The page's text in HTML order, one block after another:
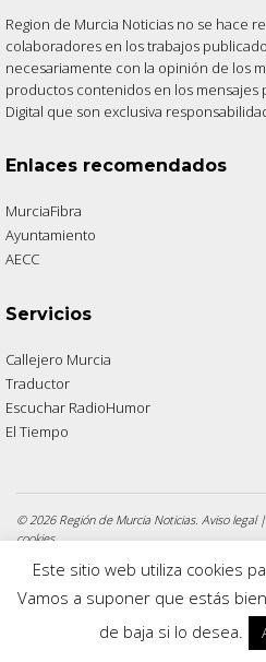
Region de Murcia Noticias no se hace
colaboradores en los trabajos
necesariamente con la opinión de los
productos contenidos en los
Digital que son exclusiva
Enlaces recomendados
MurciaFibra
Ayuntamiento
AECC
Servicios
Callejero Murcia
Traductor
Escuchar RadioHumor
El Tiempo
© 2026 Región de Murcia Noticias. Aviso legal|
cookies
Este sitio web utiliza cookies
Vamos a suponer que estás
de baja si lo desea.